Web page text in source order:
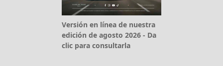
Versión en línea de nuestra
edición de agosto 2026 - Da
clic para consultarla